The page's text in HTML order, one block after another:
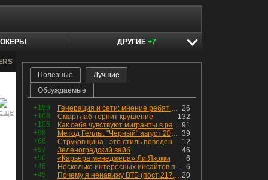
ДРУГИЕ +7
Полезные
Лучшие
Обсуждаемые
+159 26
Генерация и сети: мнение ребят из индустрии
+108
132
Смартлаб терпит крушение
+105
91
Как себя чувствуют мигранты в раю, в который они так стремились
+98
39
Метод Геллы. "Черный" август 2026 - быть или не быть?
+66
12
Струковщина - это стиль поведения, известный всем в секторе золотодобычи.
+57
46
Зеленоградский вайб
+56
6
«Карьера менеджера» Ли Якокки
+46
6
Несколько интересных инсайтов по "Озону"
+45
20
Почему я ненавижу ВТБ (пост 217, 12+)